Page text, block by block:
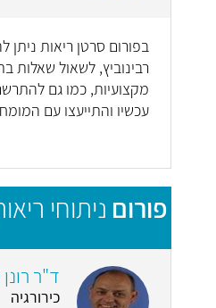
בפורום סרטן ריאות ניתן
רבינוביץ, לשאול שאלות
מקצועיות, כמו גם
עכשיו והתייעצו עם
פורום ניתוחי
ד"ר רונן
כירורגיה